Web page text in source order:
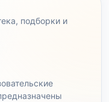
подборки и